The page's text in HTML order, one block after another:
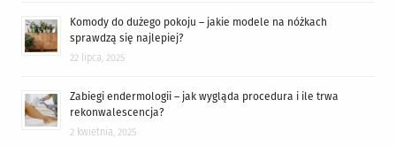
Komody do dużego pokoju – jakie modele na nóżkach
sprawdzą się najlepiej?
22 lipca, 2025
Zabiegi endermologii – jak wygląda procedura i ile trwa
rekonwalescencja?
2 kwietnia, 2025